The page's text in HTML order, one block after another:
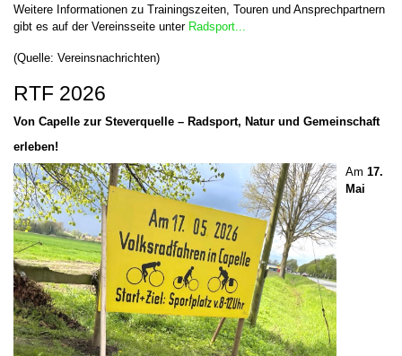
Weitere Informationen zu Trainingszeiten, Touren und Ansprechpartnern
gibt es auf der Vereinsseite unter Radsport...
(Quelle: Vereinsnachrichten)
RTF 2026
Von Capelle zur Steverquelle – Radsport, Natur und Gemeinschaft
erleben!
Am 17.
Mai